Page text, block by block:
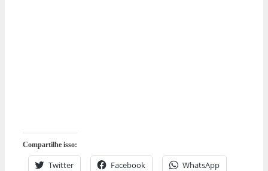
Compartilhe isso:
Twitter Facebook WhatsApp